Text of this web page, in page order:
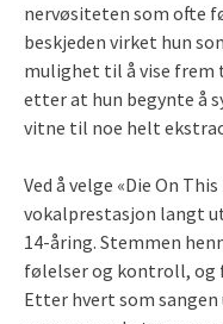
nervøsiteten som ofte
beskjeden virket hun
mulighet til å vise frem
etter at hun begynte å
vitne til noe helt
Ved å velge «Die On
vokalprestasjon langt
14-åring. Stemmen
følelser og kontroll, og
Etter hvert som